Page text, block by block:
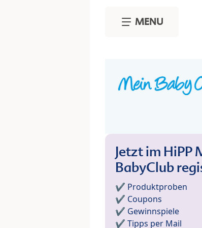
MENU
Jetzt im HiPP
BabyClub
✔️ Produktproben
✔️ Coupons
✔️ Gewinnspiele
✔️ Tipps per Mail